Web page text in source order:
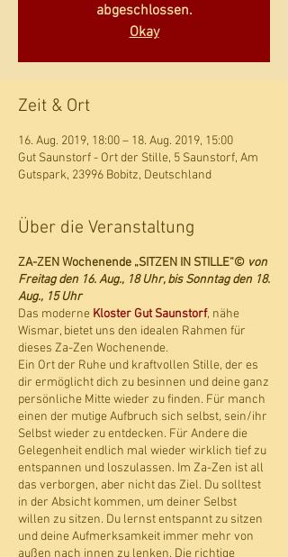
abgeschlossen.
Okay
Zeit & Ort
16. Aug. 2019, 18:00 – 18. Aug. 2019, 15:00
Gut Saunstorf - Ort der Stille, 5 Saunstorf, Am
Gutspark, 23996 Bobitz, Deutschland
Über die Veranstaltung
ZA-ZEN Wochenende „SITZEN IN STILLE“© von
Freitag den 16. Aug., 18 Uhr, bis Sonntag den 18.
Aug., 15 Uhr
Das moderne Kloster Gut Saunstorf, nähe
Wismar, bietet uns den idealen Rahmen für
dieses Za-Zen Wochenende.
Ein Ort der Ruhe und kraftvollen Stille, der es
dir ermöglicht dich zu besinnen und deine ganz
persönliche Mitte wieder zu finden. Für manch
einen der mutige Aufbruch sich selbst, sein/ihr
Selbst wieder zu entdecken. Für Andere die
Gelegenheit endlich mal wieder wirklich tief zu
entspannen und loszulassen. Im Za-Zen ist all
das verborgen, aber nicht das Ziel. Du solltest
in der Absicht kommen, um deiner Selbst
willen zu sitzen. Du lernst entspannt zu sitzen
und deine Aufmerksamkeit immer mehr von
außen nach innen zu lenken. Die richtige